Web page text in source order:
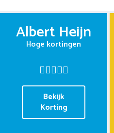
Albert Heijn
Hoge kortingen
Bekijk
Korting